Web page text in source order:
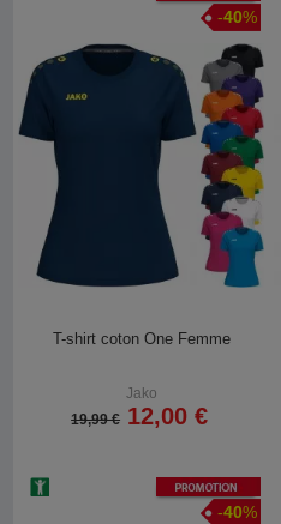
-40%
T-shirt coton One Femme
Jako
19,99 € 12,00 €
Promotion
-40%